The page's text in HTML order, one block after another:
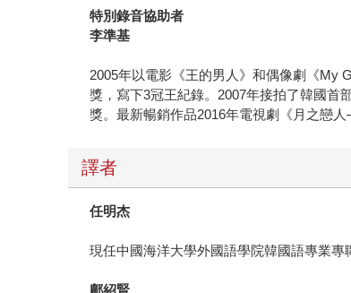
特別錄音協助者
李準基
2005年以電影《王的男人》和偶像劇《My
獎，寫下3冠王紀錄。2007年接拍了韓國首
獎。最新暢銷作品2016年電視劇《月之戀
譯者
任明杰
現任中國海洋大學外國語學院韓國語專業
鄺紹賢